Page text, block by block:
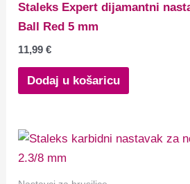
Staleks Expert dijamantni
Ball Red 5 mm
11,99€
Dodaj u košaricu